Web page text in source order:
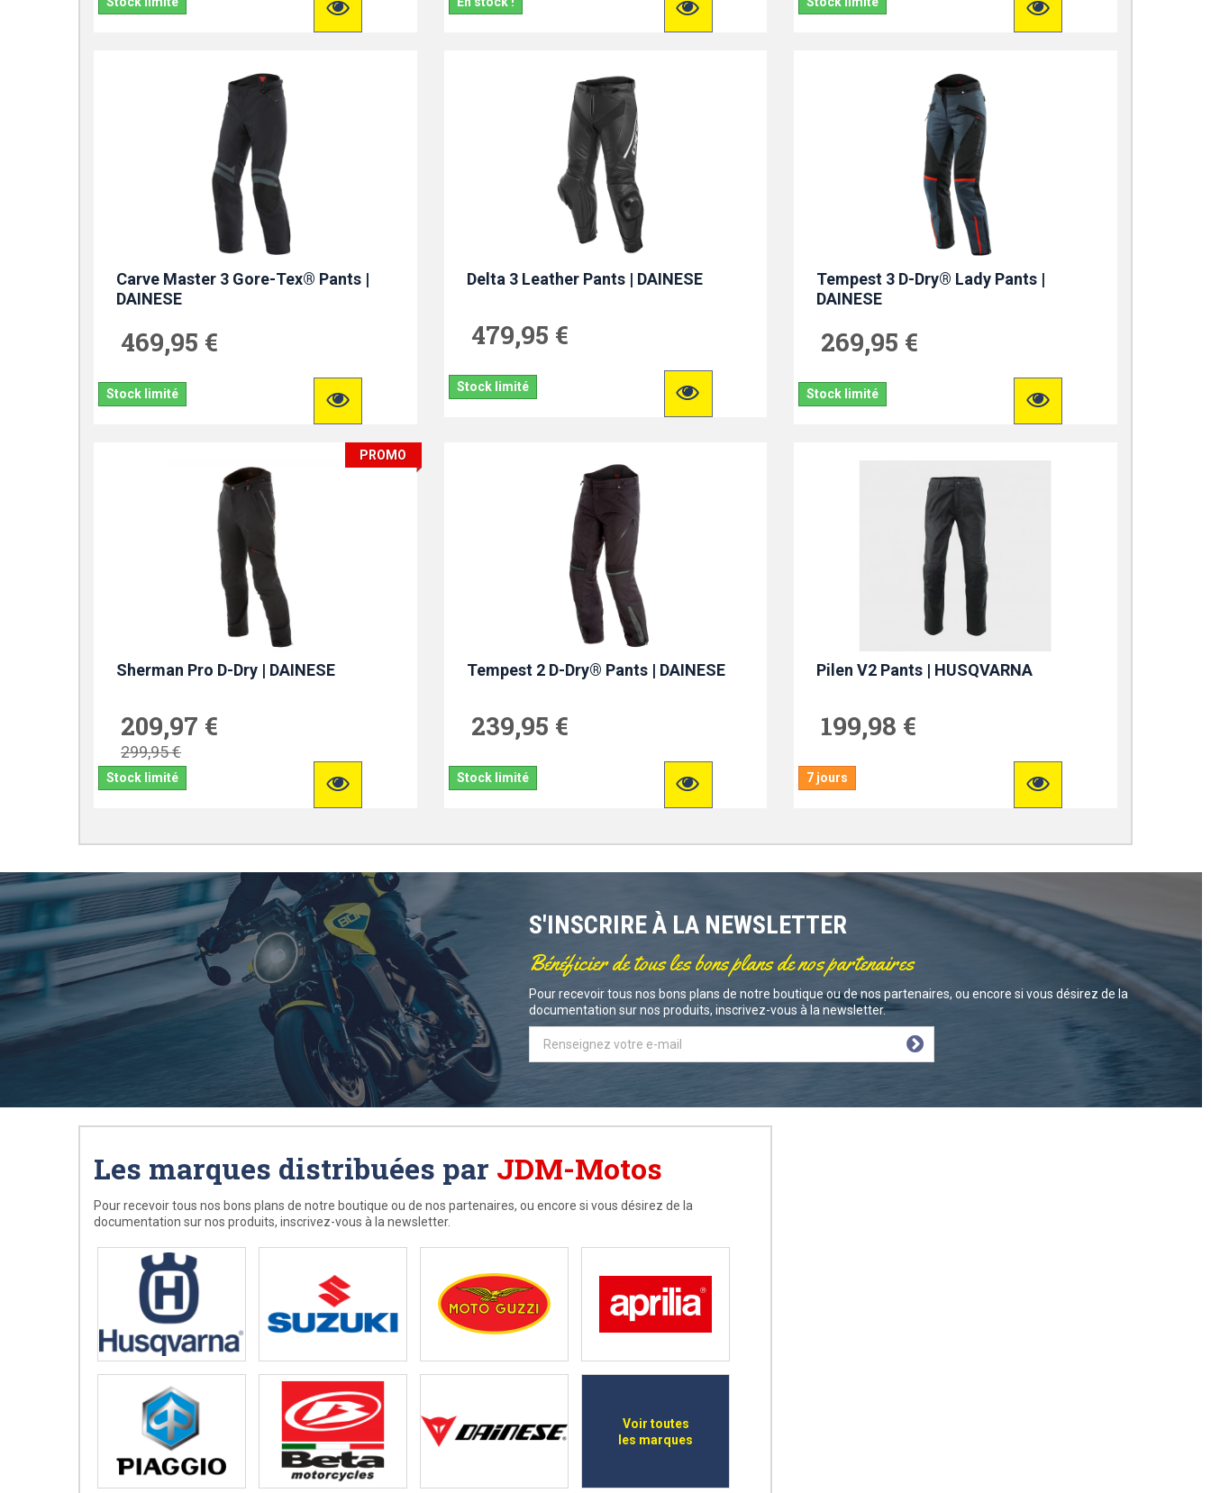
Carve Master 3 Gore-Tex® Pants |
DAINESE
469,95 €
Stock limité
Delta 3 Leather Pants | DAINESE
479,95 €
Stock limité
Tempest 3 D-Dry® Lady Pants |
DAINESE
269,95 €
Stock limité
PROMO
Sherman Pro D-Dry | DAINESE
209,97 €
299,95 €
Stock limité
Tempest 2 D-Dry® Pants | DAINESE
239,95 €
Stock limité
Pilen V2 Pants | HUSQVARNA
199,98 €
7 jours
S'INSCRIRE À LA NEWSLETTER
Bénéficier de tous les bons plans de nos partenaires
Pour recevoir tous nos bons plans de notre boutique ou de nos partenaires, ou encore si vous désirez de la
documentation sur nos produits, inscrivez-vous à la newsletter.
Les marques distribuées par JDM-Motos
Pour recevoir tous nos bons plans de notre boutique ou de nos partenaires, ou encore si vous désirez de la
documentation sur nos produits, inscrivez-vous à la newsletter.
Voir toutes
les marques